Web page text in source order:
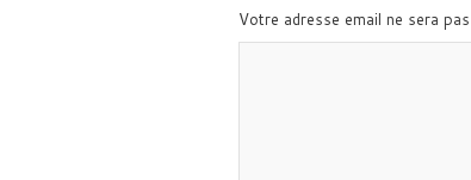
Votre adresse email ne sera